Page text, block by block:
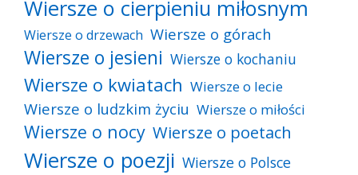
Wiersze o cierpieniu miłosnym
Wiersze o drzewach Wiersze o górach
Wiersze o jesieni Wiersze o kochaniu
Wiersze o kwiatach Wiersze o lecie
Wiersze o ludzkim życiu Wiersze o miłości
Wiersze o nocy Wiersze o poetach
Wiersze o poezji Wiersze o Polsce